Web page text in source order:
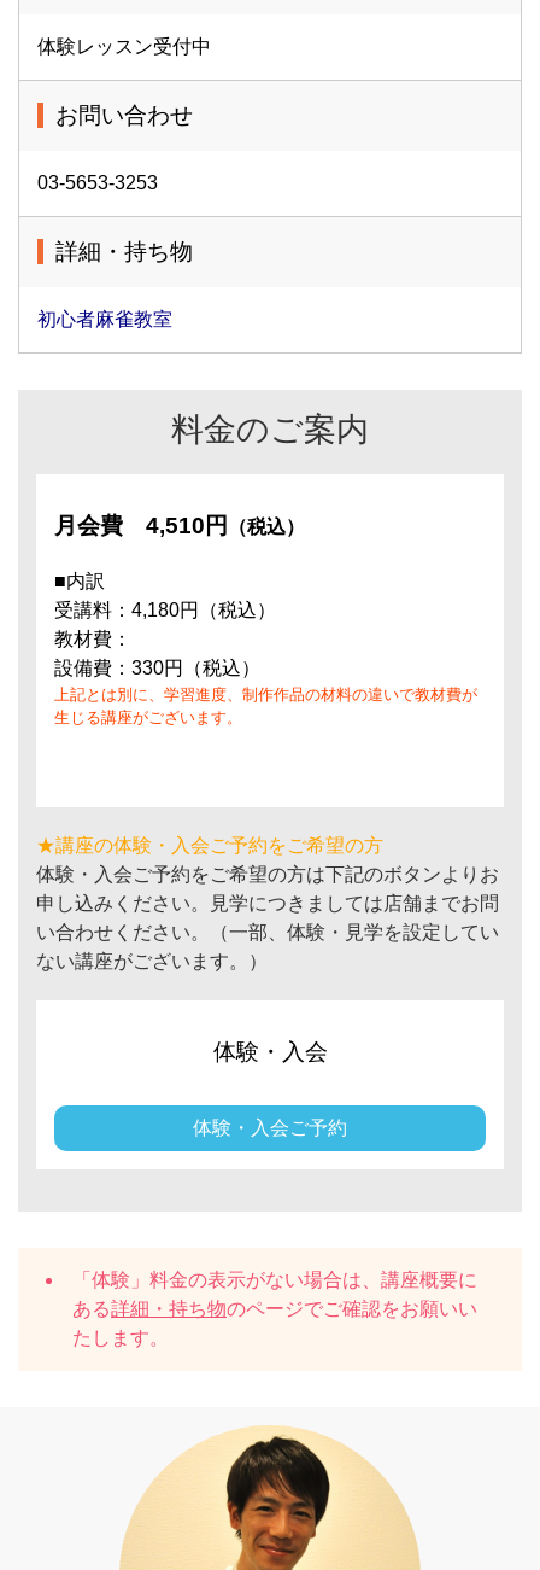
体験レッスン受付中
お問い合わせ
03-5653-3253
詳細・持ち物
初心者麻雀教室
料金のご案内
月会費 4,510円 （税込）
■内訳
受講料：4,180円（税込）
教材費：
設備費：330円（税込）
上記とは別に、学習進度、制作作品の材料の違いで教材費が
生じる講座がございます。
★講座の体験・入会ご予約をご希望の方
体験・入会ご予約をご希望の方は下記のボタンよりお
申し込みください。見学につきましては店舗までお問
い合わせください。（一部、体験・見学を設定してい
ない講座がございます。）
体験・入会
体験・入会ご予約
「体験」料金の表示がない場合は、講座概要に
ある詳細・持ち物のページでご確認をお願いい
たします。